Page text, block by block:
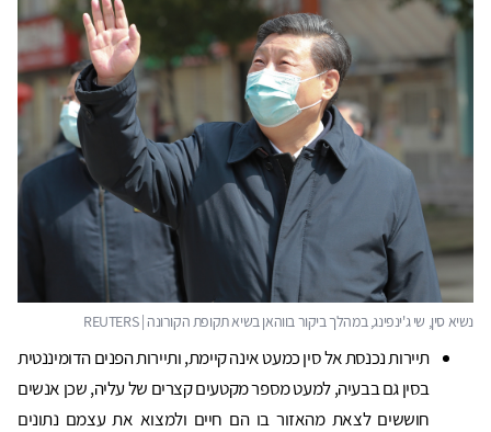
תיירות נכנסת אל סין כמעט אינה קיימת, ותיירות הפנים הדומיננטית
בסין גם בבעיה, למעט מספר מקטעים קצרים של עליה, שכן אנשים
חוששים לצאת מהאזור בו הם חיים ולמצוא את עצמם נתונים